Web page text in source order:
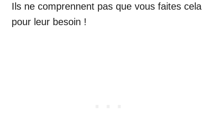
Ils ne comprennent pas que vous faites cela
pour leur besoin !